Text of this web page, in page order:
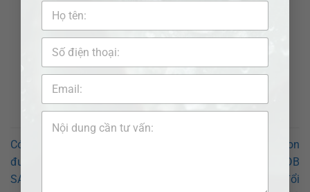
Có thay đổi quyền nuôi con
được không? Luật sư ADB
SAIGON hướng dẫn thay đổi
Có thay đổi quyền nuôi con
được không? Luật sư ADB
SAIGON hướng dẫn thay đổi